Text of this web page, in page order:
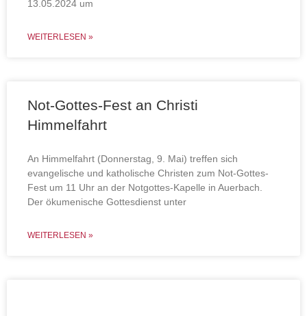
13.05.2024 um
WEITERLESEN »
Not-Gottes-Fest an Christi
Himmelfahrt
An Himmelfahrt (Donnerstag, 9. Mai) treffen sich
evangelische und katholische Christen zum Not-Gottes-
Fest um 11 Uhr an der Notgottes-Kapelle in Auerbach.
Der ökumenische Gottesdienst unter
WEITERLESEN »